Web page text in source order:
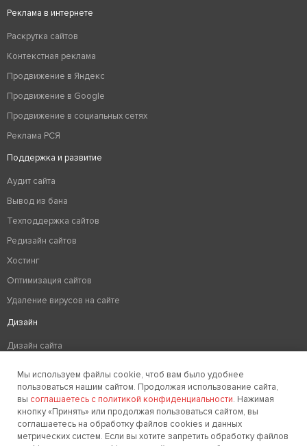
Реклама в интернете
Раскрутка сайтов
Контекстная реклама
Продвижение в Яндекс
Продвижение в Google
Продвижение в социальных сетях
Реклама РСЯ
Поддержка и развитие
Аудит сайта
Вывод из бана
Техподдержка сайтов
Редизайн сайтов
Хостинг
Оптимизация сайтов
Удаление вирусов на сайте
Дизайн
Дизайн сайта
Создание фирменного стиля
Заказать звонок
Мы используем файлы cookie, чтоб вам было удобнее
пользоваться нашим сайтом. Продолжая использование сайта,
вы соглашаетесь с политикой конфиденциальности. Нажимая
кнопку «Принять» или продолжая пользоваться сайтом, вы
соглашаетесь на обработку файлов cookies и данных
метрических систем. Если вы хотите запретить обработку файлов